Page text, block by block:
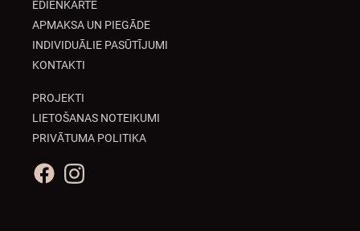
ĒDIENKARTE
APMAKSA UN PIEGĀDE
INDIVIDUĀLIE PASŪTĪJUMI
KONTAKTI
PROJEKTI
LIETOŠANAS NOTEIKUMI
PRIVĀTUMA POLITIKA